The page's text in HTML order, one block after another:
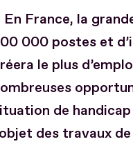
En France, la
000 postes et
le plus
de
des travaux